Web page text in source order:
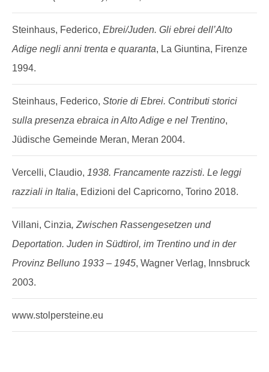
Steinhaus, Federico, Ebrei/Juden. Gli ebrei dell’Alto
Adige negli anni trenta e quaranta, La Giuntina, Firenze
1994.
Steinhaus, Federico, Storie di Ebrei. Contributi storici
sulla presenza ebraica in Alto Adige e nel Trentino,
Jüdische Gemeinde Meran, Meran 2004.
Vercelli, Claudio, 1938. Francamente razzisti. Le leggi
razziali in Italia, Edizioni del Capricorno, Torino 2018.
Villani, Cinzia, Zwischen Rassengesetzen und
Deportation. Juden in Südtirol, im Trentino und in der
Provinz Belluno 1933 – 1945, Wagner Verlag, Innsbruck
2003.
www.stolpersteine.eu